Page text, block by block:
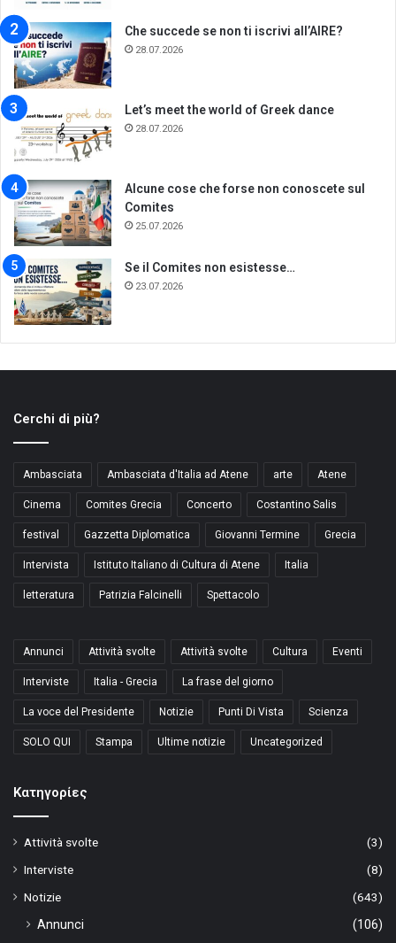
Che succede se non ti iscrivi all’AIRE?
28.07.2026
Let’s meet the world of Greek dance
28.07.2026
Alcune cose che forse non conoscete sul
Comites
25.07.2026
Se il Comites non esistesse…
23.07.2026
Cerchi di più?
Ambasciata Ambasciata d'Italia ad Atene arte Atene
Cinema Comites Grecia Concerto Costantino Salis
festival Gazzetta Diplomatica Giovanni Termine Grecia
Intervista Istituto Italiano di Cultura di Atene Italia
letteratura Patrizia Falcinelli Spettacolo
Annunci Attività svolte Attività svolte Cultura Eventi
Interviste Italia - Grecia La frase del giorno
La voce del Presidente Notizie Punti Di Vista Scienza
SOLO QUI Stampa Ultime notizie Uncategorized
Kατηγορίες
Attività svolte
(3)
Interviste
(8)
Notizie
(643)
Annunci
(106)